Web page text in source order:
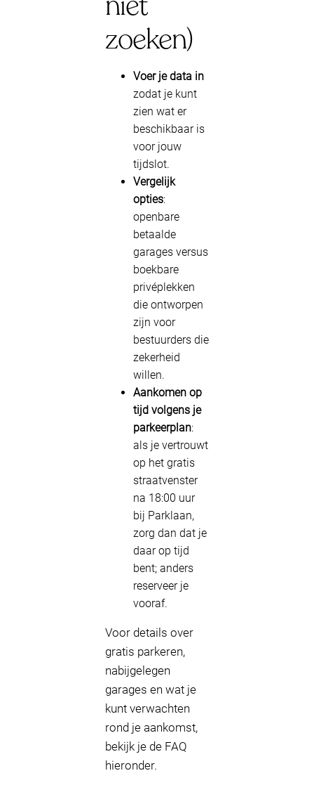
zoeken)
Voer je data in
zodat je kunt
zien wat er
beschikbaar is
voor jouw
tijdslot.
Vergelijk
opties:
openbare
betaalde
garages versus
boekbare
privéplekken
die ontworpen
zijn voor
bestuurders die
zekerheid
willen.
Aankomen op
tijd volgens je
parkeerplan:
als je vertrouwt
op het gratis
straatvenster
na 18:00 uur
bij Parklaan,
zorg dan dat je
daar op tijd
bent; anders
reserveer je
vooraf.
Voor details over
gratis parkeren,
nabijgelegen
garages en wat je
kunt verwachten
rond je aankomst,
bekijk je de FAQ
hieronder.